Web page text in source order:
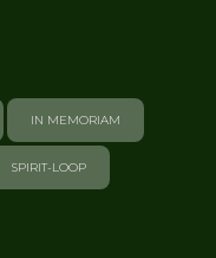
IN MEMORIAM
SPIRIT-LOOP